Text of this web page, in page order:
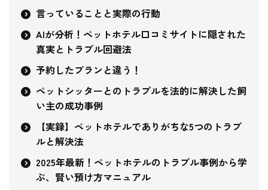
言っていることと実際の行動
AIが分析！ペットホテル口コミサイトに隠された
真実とトラブル回避法
予約したプランと違う！
ペットシッターとのトラブルを法的に解決した飼
い主の成功事例
【実録】ペットホテルでありがちな5つのトラブ
ルと解決法
2025年最新！ペットホテルのトラブル事例から学
ぶ、賢い預け方マニュアル